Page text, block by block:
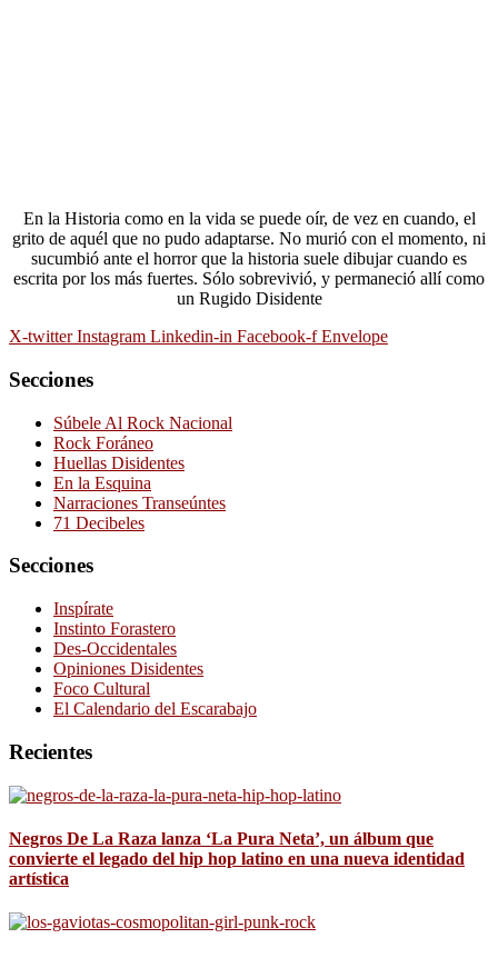
En la Historia como en la vida se puede oír, de vez en cuando, el
grito de aquél que no pudo adaptarse. No murió con el momento, ni
sucumbió ante el horror que la historia suele dibujar cuando es
escrita por los más fuertes. Sólo sobrevivió, y permaneció allí como
un Rugido Disidente
X-twitter Instagram Linkedin-in Facebook-f Envelope
Secciones
Súbele Al Rock Nacional
Rock Foráneo
Huellas Disidentes
En la Esquina
Narraciones Transeúntes
71 Decibeles
Secciones
Inspírate
Instinto Forastero
Des-Occidentales
Opiniones Disidentes
Foco Cultural
El Calendario del Escarabajo
Recientes
Negros De La Raza lanza ‘La Pura Neta’, un álbum que
convierte el legado del hip hop latino en una nueva identidad
artística